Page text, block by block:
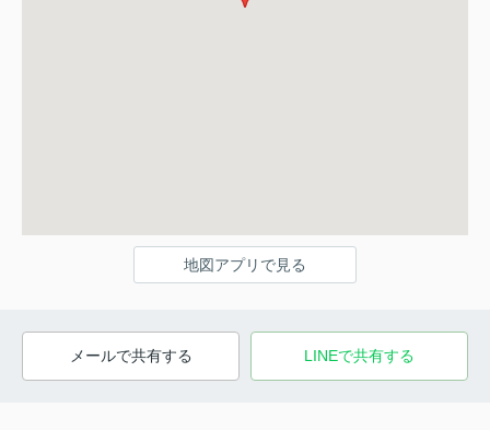
地図アプリで見る
メールで共有する LINEで共有する